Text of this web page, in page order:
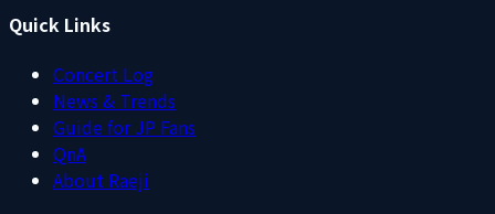
Quick Links
Concert Log
News & Trends
Guide for JP Fans
QnA
About Raeji